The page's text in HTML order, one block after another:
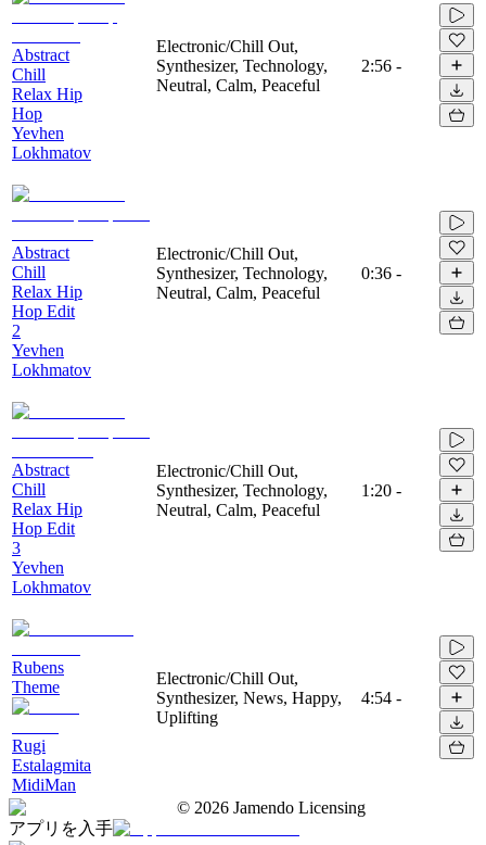
Abstract
Chill
Relax Hip
Hop
Yevhen
Lokhmatov
Electronic/Chill Out,
Synthesizer, Technology,
Neutral, Calm, Peaceful
2:56 -
Abstract
Chill
Relax Hip
Hop Edit
2
Yevhen
Lokhmatov
Electronic/Chill Out,
Synthesizer, Technology,
Neutral, Calm, Peaceful
0:36 -
Abstract
Chill
Relax Hip
Hop Edit
3
Yevhen
Lokhmatov
Electronic/Chill Out,
Synthesizer, Technology,
Neutral, Calm, Peaceful
1:20 -
Rubens
Theme
Rugi
Estalagmita
MidiMan
Electronic/Chill Out,
Synthesizer, News, Happy,
Uplifting
4:54 -
© 2026 Jamendo Licensing
アプリを入手